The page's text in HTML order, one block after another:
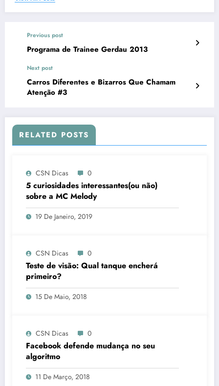
Previous post
Programa de Trainee Gerdau 2013
Next post
Carros Diferentes e Bizarros Que Chamam
Atenção #3
RELATED POSTS
CSN Dicas 0
5 curiosidades interessantes(ou não)
sobre a MC Melody
19 De Janeiro, 2019
CSN Dicas 0
Teste de visão: Qual tanque encherá
primeiro?
15 De Maio, 2018
CSN Dicas 0
Facebook defende mudança no seu
algoritmo
11 De Março, 2018